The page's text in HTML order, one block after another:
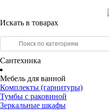
Искать в товарах
Сантехника
Мебель для ванной
Комплекты (гарнитуры)
Тумбы с раковиной
Зеркальные шкафы